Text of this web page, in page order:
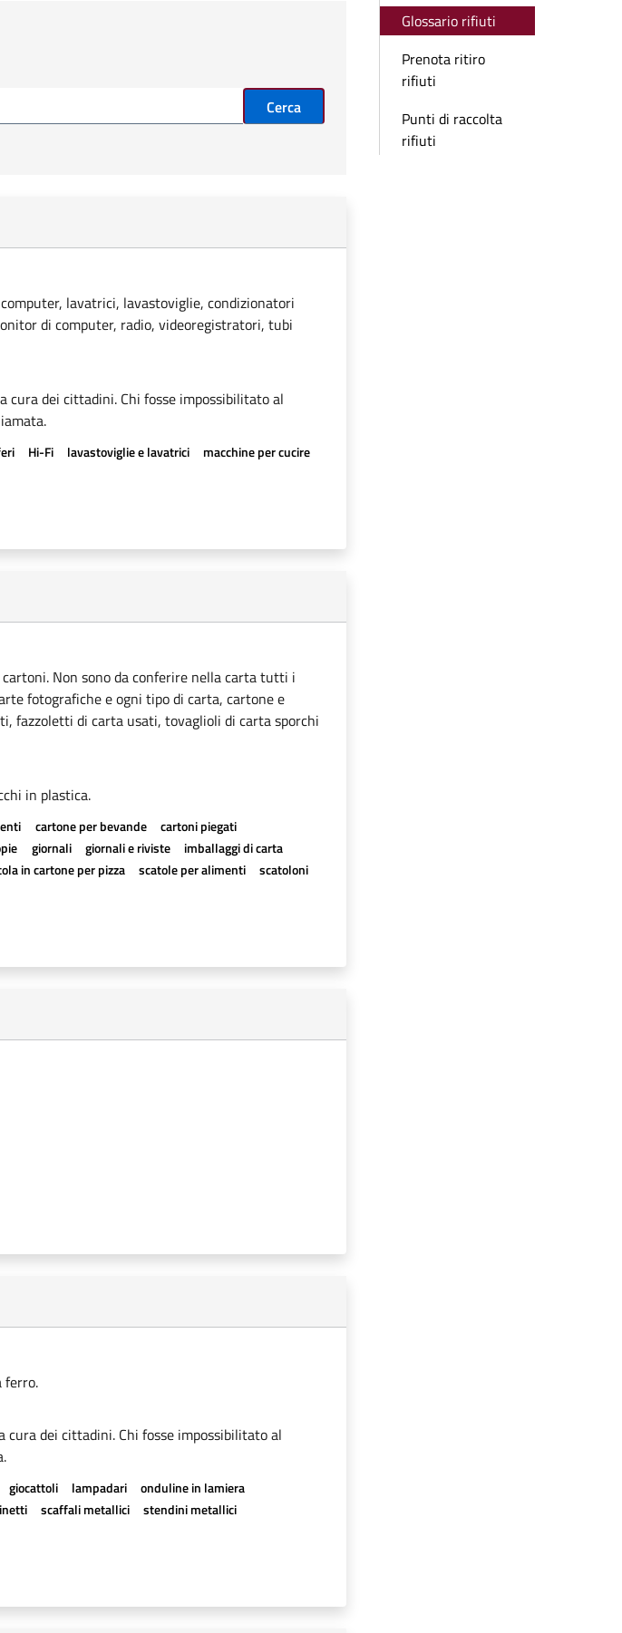
Cerca
lavatrici, lavastoviglie, condizionatori
di computer, radio, videoregistratori, tubi
dei cittadini. Chi fosse impossibilitato al
Hi-Fi lavastoviglie e lavatrici
macchine per cucire
Non sono da conferire nella carta tutti i
fotografiche e ogni tipo di carta, cartone e
fazzoletti di carta usati, tovaglioli di carta sporchi
in plastica.
cartone per bevande
cartoni piegati
giornali giornali e riviste
imballaggi di carta
in cartone per pizza scatole per alimenti
scatoloni
ferro.
dei cittadini. Chi fosse impossibilitato al
giocattoli lampadari
onduline in lamiera
scaffali metallici
stendini metallici
Glossario rifiuti
Prenota ritiro
rifiuti
Punti di raccolta
rifiuti